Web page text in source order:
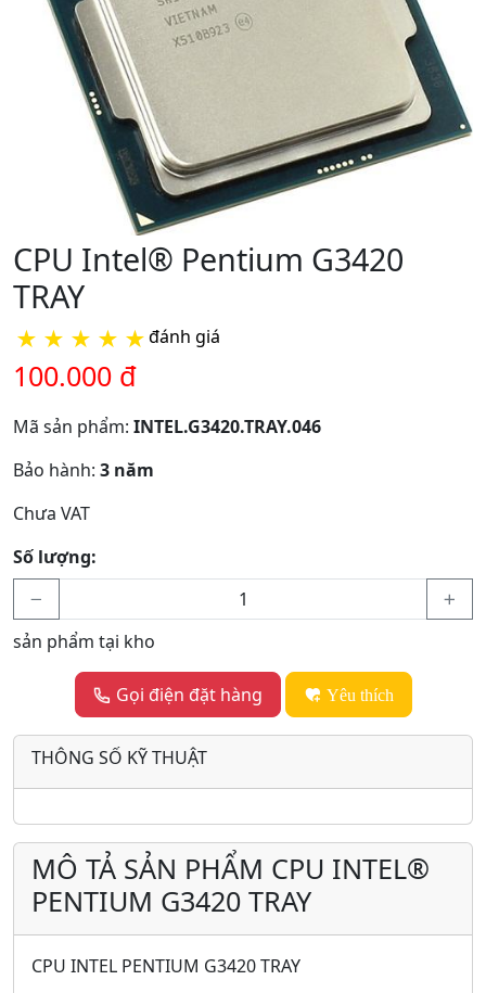
CPU Intel® Pentium G3420
TRAY
★ ★ ★ ★ ★đánh giá
100.000 đ
Mã sản phẩm: INTEL.G3420.TRAY.046
Bảo hành: 3 năm
Chưa VAT
Số lượng:
sản phẩm tại kho
Gọi điện đặt hàng Yêu thích
THÔNG SỐ KỸ THUẬT
MÔ TẢ SẢN PHẨM CPU INTEL®
PENTIUM G3420 TRAY
CPU INTEL PENTIUM G3420 TRAY